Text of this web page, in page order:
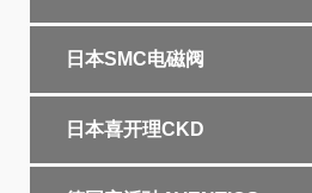
日本SMC电磁阀
日本喜开理CKD